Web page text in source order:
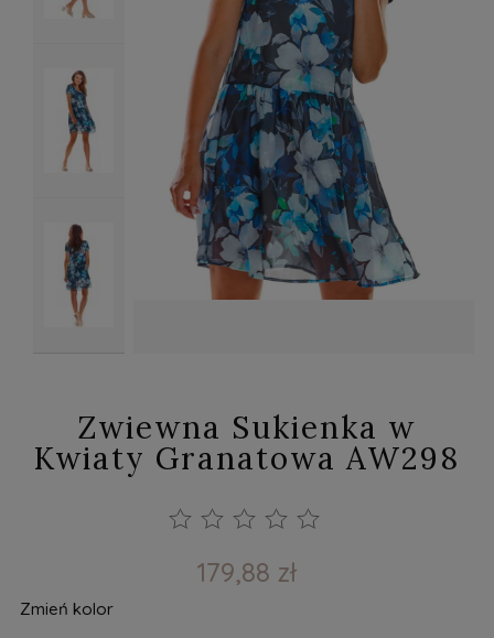
Zwiewna Sukienka w
Kwiaty Granatowa AW298
179,88 zł
Zmień kolor